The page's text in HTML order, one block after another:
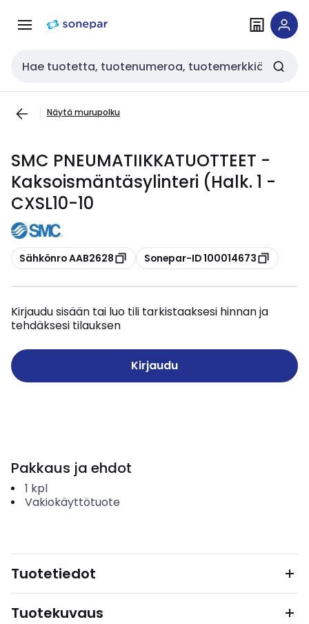
navigointiinsisältöön
Haku
Näytä murupolku
SMC PNEUMATIIKKATUOTTEET -
Kaksoismäntäsylinteri (Halk. 1 -
CXSL10-10
Kopioi
Sähkönro AAB2628 Kopioi
Sonepar-ID 100014673
Kirjaudu sisään tai luo tili tarkistaaksesi hinnan ja
tehdäksesi tilauksen
Kirjaudu
Pakkaus ja ehdot
1 kpl
Vakiokäyttötuote
Tuotetiedot
Tuotekuvaus